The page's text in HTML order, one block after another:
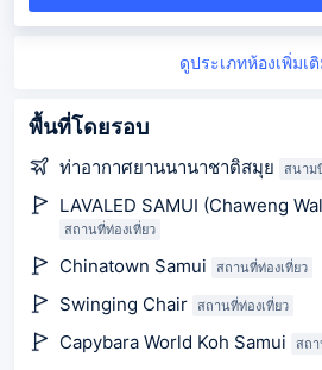
ดูประเภทห้องเพิ่มเ
พื้นที่โดยรอบ
ท่าอากาศยานนานาชาติสมุย สนาม
LAVALED SAMUI (Chaweng
สถานที่ท่องเที่ยว
Chinatown Samui สถานที่ท่องเที่ยว
Swinging Chair สถานที่ท่องเที่ยว
Capybara World Koh Samui สถา